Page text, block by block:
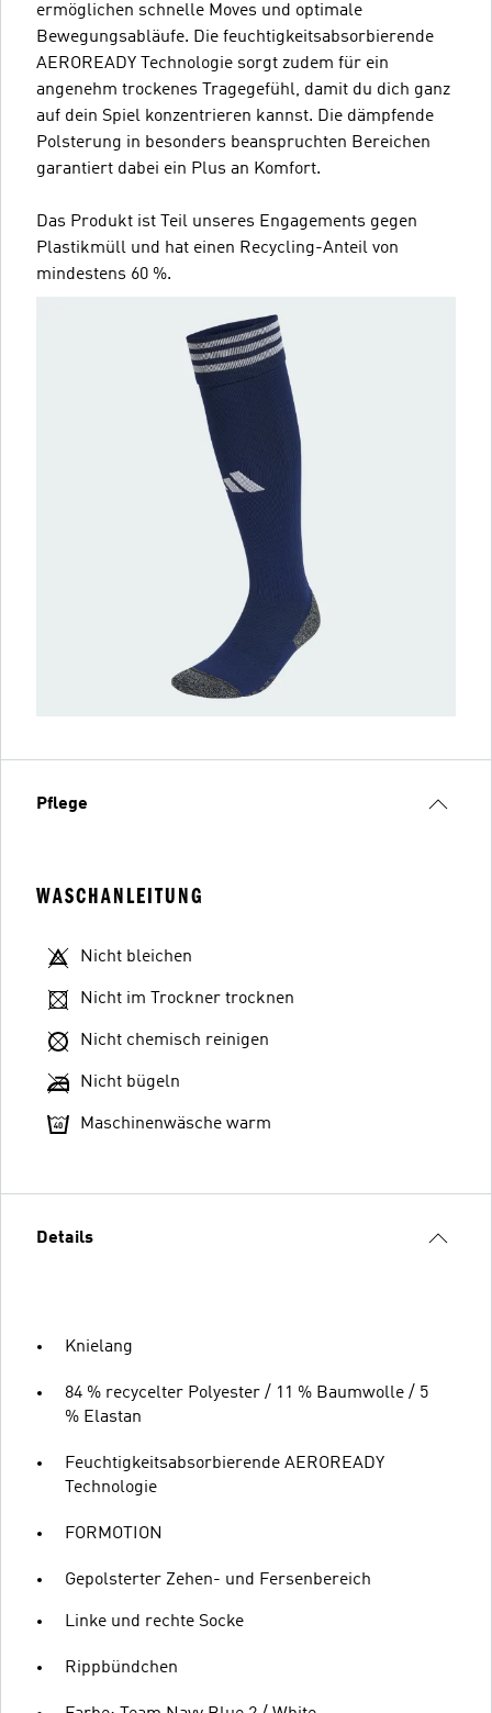
ermöglichen schnelle Moves und optimale
Bewegungsabläufe. Die feuchtigkeitsabsorbierende
AEROREADY Technologie sorgt zudem für ein
angenehm trockenes Tragegefühl, damit du dich ganz
auf dein Spiel konzentrieren kannst. Die dämpfende
Polsterung in besonders beanspruchten Bereichen
garantiert dabei ein Plus an Komfort.
Das Produkt ist Teil unseres Engagements gegen
Plastikmüll und hat einen Recycling-Anteil von
mindestens 60 %.
Pflege
WASCHANLEITUNG
Nicht bleichen
Nicht im Trockner trocknen
Nicht chemisch reinigen
Nicht bügeln
Maschinenwäsche warm
Details
Knielang
84 % recycelter Polyester / 11 % Baumwolle / 5
% Elastan
Feuchtigkeitsabsorbierende AEROREADY
Technologie
FORMOTION
Gepolsterter Zehen- und Fersenbereich
Linke und rechte Socke
Rippbündchen